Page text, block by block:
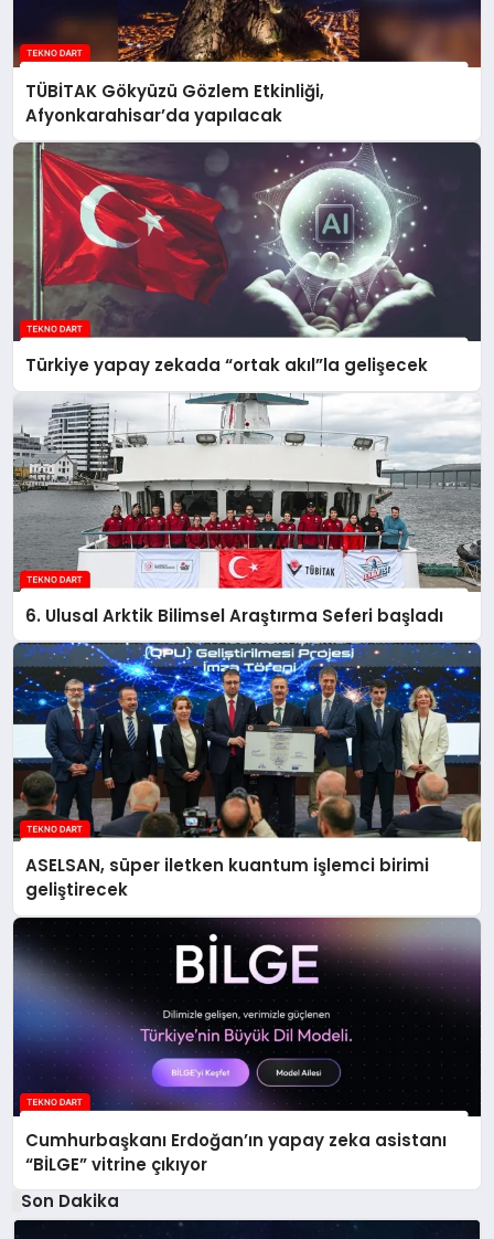
TÜBİTAK Gökyüzü Gözlem Etkinliği,
Afyonkarahisar’da yapılacak
Türkiye yapay zekada “ortak akıl”la gelişecek
6. Ulusal Arktik Bilimsel Araştırma Seferi başladı
ASELSAN, süper iletken kuantum işlemci birimi
geliştirecek
Cumhurbaşkanı Erdoğan’ın yapay zeka asistanı
“BİLGE” vitrine çıkıyor
Son Dakika